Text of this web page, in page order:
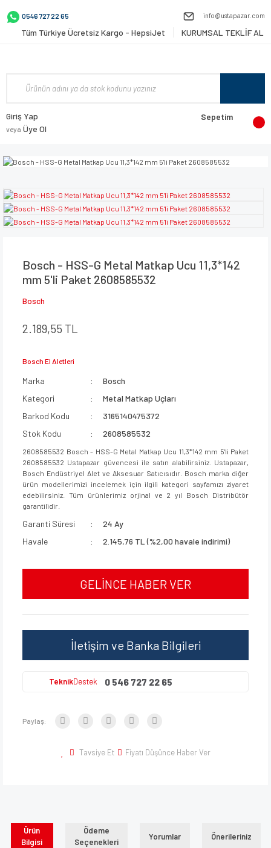
0546 727 22 65 info@ustapazar.com
Tüm Türkiye Ücretsiz Kargo - HepsiJet KURUMSAL TEKLİF AL
Giriş Yap
veya Üye Ol
Sepetim
Bosch - HSS-G Metal Matkap Ucu 11,3*142
mm 5'li Paket 2608585532
Bosch
2.189,55 TL
Bosch El Aletleri
Marka
Bosch
Kategori
Metal Matkap Uçları
Barkod Kodu
3165140475372
Stok Kodu
2608585532
2608585532 Bosch - HSS-G Metal Matkap Ucu 11,3*142 mm 5'li Paket
2608585532 Ustapazar güvencesi ile satın alabilirsiniz. Ustapazar,
Bosch Endüstriyel Alet ve Aksesuar Satıcısıdır. Bosch marka diğer
ürün modellerimizi incelemek için ilgili kategori sayfamızı ziyaret
edebilirsiniz. Tüm ürünlerimiz orjinal ve 2 yıl Bosch Distribütör
garantilidir.
Garanti Süresi
24 Ay
Havale
2.145,76 TL (%2,00 havale indirimi)
GELİNCE HABER VER
İletişim ve Banka Bilgileri
TeknikDestek 0 546 727 22 65
Paylaş:
Tavsiye Et Fiyatı Düşünce Haber Ver
Ürün
Bilgisi
Ödeme
Seçenekleri
Yorumlar Önerileriniz